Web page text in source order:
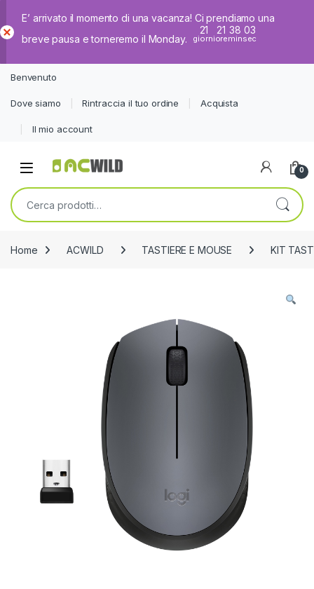
E’ arrivato il momento di una vacanza! Ci prendiamo una
breve pausa e torneremo il Monday.
21
giorni
21
ore
38
min
03
sec
iud
Benvenuto
Dove siamo Rintraccia il tuo ordine Acquista
Il mio account
0
Cerca:
Home ACWILD TASTIERE E MOUSE KIT